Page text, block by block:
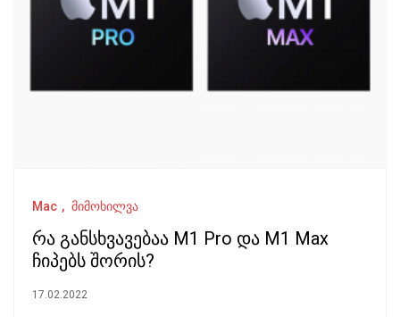
Mac მიმოხილვა
რა განსხვავებაა M1 Pro და M1 Max
ჩიპებს შორის?
17.02.2022